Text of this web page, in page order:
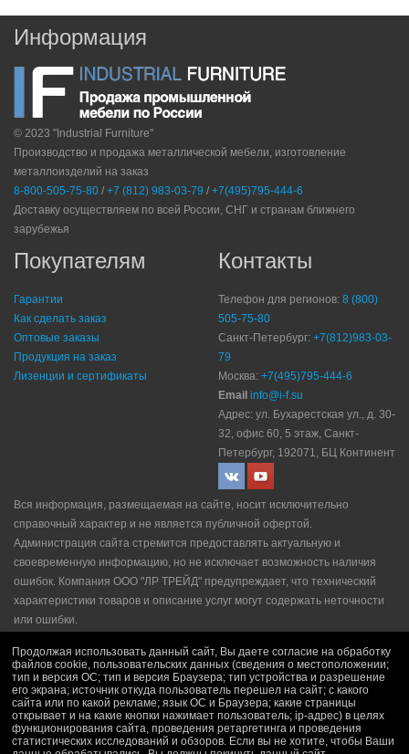
Информация
© 2023 "Industrial Furniture"
Производство и продажа металлической мебели, изготовление
металлоизделий на заказ
8-800-505-75-80 / +7 (812) 983-03-79 / +7(495)795-444-6
Доставку осуществляем по всей России, СНГ и странам ближнего
зарубежья
Покупателям
Гарантии
Как сделать заказ
Оптовые заказы
Продукция на заказ
Лизенции и сертификаты
Контакты
Телефон для регионов: 8 (800)
505-75-80
Санкт-Петербург: +7(812)983-03-
79
Москва: +7(495)795-444-6
Email info@i-f.su
Адрес: ул. Бухарестская ул., д. 30-
32, офис 60, 5 этаж, Санкт-
Петербург, 192071, БЦ Континент
Вся информация, размещаемая на сайте, носит исключительно
справочный характер и не является публичной офертой.
Администрация сайта стремится предоставлять актуальную и
своевременную информацию, но не исключает возможность наличия
ошибок. Компания ООО "ЛР ТРЕЙД" прeдупрeждaeт, что технический
характеристики товаров и описание услуг могут содержать неточности
или ошибки.
Политика рекламной рассылки|Правила продажи
Продолжая использовать данный сайт, Вы даете согласие на обработку
файлов cookie, пользовательских данных (сведения о местоположении;
тип и версия ОС; тип и версия Браузера; тип устройства и разрешение
его экрана; источник откуда пользователь перешел на сайт; с какого
сайта или по какой рекламе; язык ОС и Браузера; какие страницы
открывает и на какие кнопки нажимает пользователь; ip-адрес) в целях
функционирования сайта, проведения ретаргетинга и проведения
статистических исследований и обзоров. Если вы не хотите, чтобы Ваши